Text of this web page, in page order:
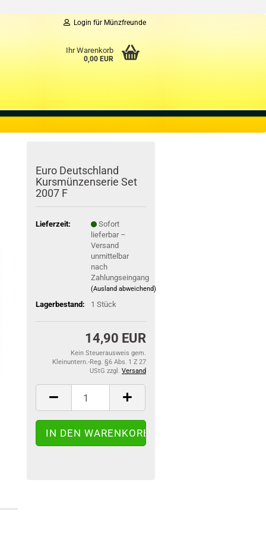
Login für Münzfreunde
Ihr Warenkorb
0,00 EUR
Euro Deutschland
Kursmünzenserie Set
2007 F
Lieferzeit:
Sofort
lieferbar –
Versand
unmittelbar
nach
Zahlungseingang
(Ausland abweichend)
Lagerbestand: 1 Stück
14,90 EUR
Kein Steuerausweis gem.
Kleinuntern.-Reg. §6 Abs. 1 Z 27
UStG zzgl. Versand